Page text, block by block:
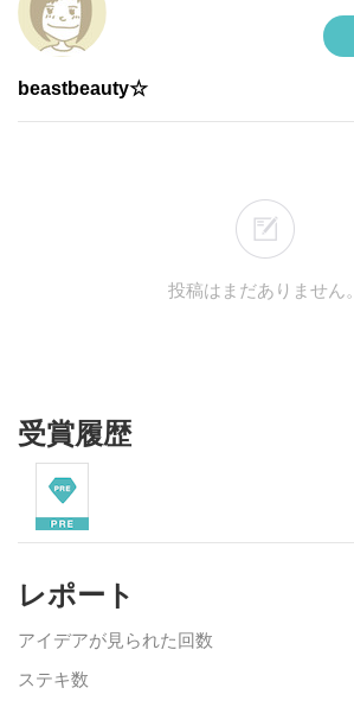
beastbeauty☆
投稿はまだありません。
受賞履歴
レポート
アイデアが見られた回数
ステキ数